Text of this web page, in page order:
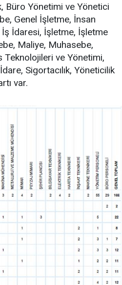
Büro Yönetimi ve Yönetici
Genel İşletme, İnsan
İş İdaresi, İşletme, İşletme
Maliye, Muhasebe,
Teknolojileri ve Yönetimi,
Sigortacılık, Yöneticilik
var.